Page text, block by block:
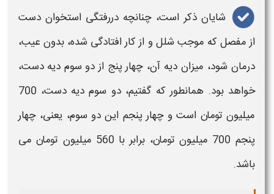
شایان ذکر است، چنانچه دررفتگی استخوان دست
از مفصل که موجب شلل و از کار افتادگی شده، بدون عیب،
درمان شود، میزان دیه آن، چهار پنج از دو سوم دیه دست،
خواهد بود. همانطور که گفتیم، دو سوم دیه دست ، 700
میلیون تومان است و چهار پنجم این دو سوم، یعنی، چهار
پنجم 700 میلیون تومان، برابر با 560 میلیون تومان می
باشد.